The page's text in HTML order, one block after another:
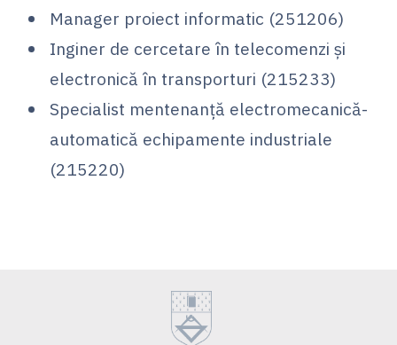
Manager proiect informatic (251206)
Inginer de cercetare în telecomenzi și
electronică în transporturi (215233)
Specialist mentenanță electromecanică-
automatică echipamente industriale
(215220)